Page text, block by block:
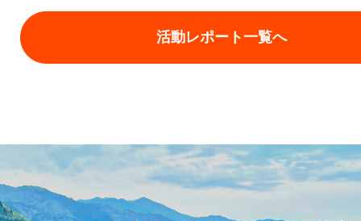
活動レポート一覧へ